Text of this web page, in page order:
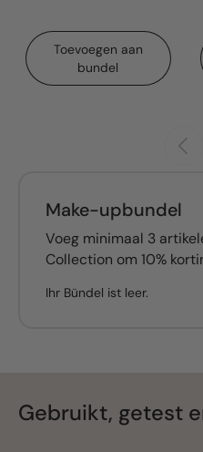
Toevoegen aan
bundel
Make-upbundel
Voeg minimaal 3
Collection om 10%
Ihr Bündel ist leer.
Gebruikt, getest